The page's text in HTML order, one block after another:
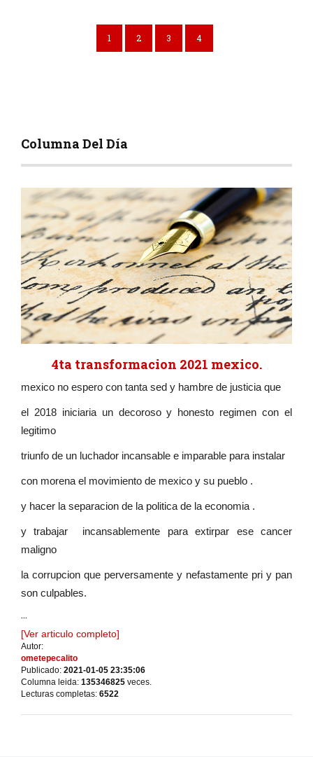
1 2 3 4
Columna Del Día
4ta transformacion 2021 mexico.
mexico no espero con tanta sed y hambre de justicia que
el 2018 iniciaria un decoroso y honesto regimen con el
legitimo
triunfo de un luchador incansable e imparable para instalar
con morena el movimiento de mexico y su pueblo .
y hacer la separacion de la politica de la economia .
y trabajar incansablemente para extirpar ese cancer
maligno
la corrupcion que perversamente y nefastamente pri y pan
son culpables.
...
[Ver articulo completo]
Autor:
ometepecalito
Publicado: 2021-01-05 23:35:06
Columna leida: 135346825 veces.
Lecturas completas: 6522